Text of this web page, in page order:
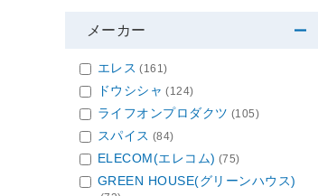
メーカー
エレス (161)
ドウシシャ (124)
ライフオンプロダクツ (105)
スパイス (84)
ELECOM(エレコム) (75)
GREEN HOUSE(グリーンハウス)